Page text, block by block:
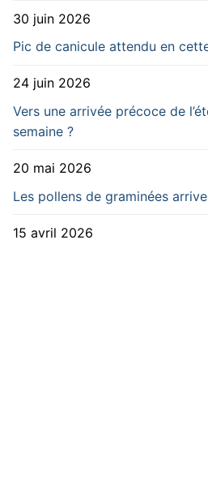
30 juin 2026
Pic de canicule attendu en
24 juin 2026
Vers une arrivée précoce de
semaine ?
20 mai 2026
Les pollens de graminées
15 avril 2026